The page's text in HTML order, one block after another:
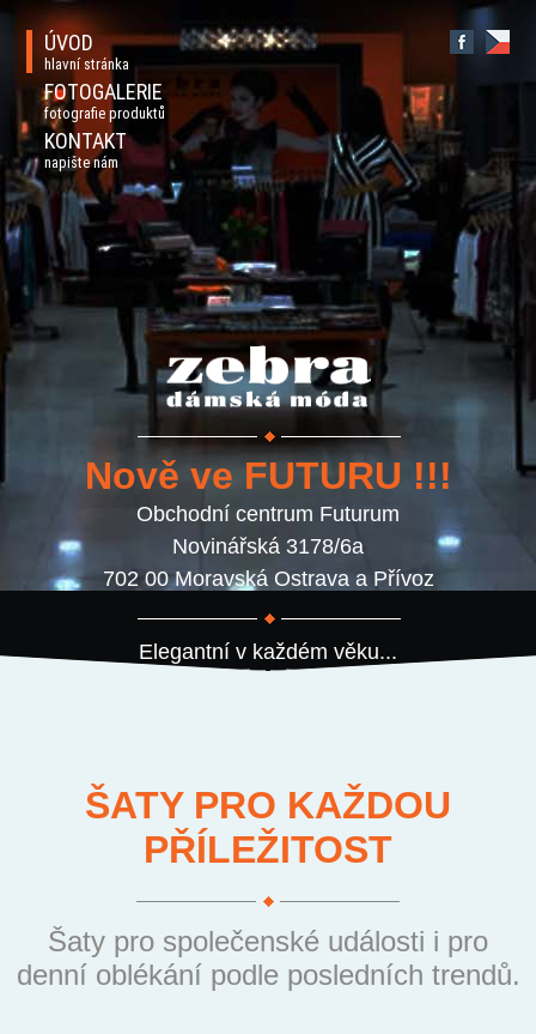
ÚVOD
hlavní stránka
FOTOGALERIE
fotografie produktů
KONTAKT
napište nám
Nově ve FUTURU !!!
Obchodní centrum Futurum
Novinářská 3178/6a
702 00 Moravská Ostrava a Přívoz
Elegantní v každém věku...
ŠATY PRO KAŽDOU
PŘÍLEŽITOST
Šaty pro společenské události i pro
denní oblékání podle posledních trendů.